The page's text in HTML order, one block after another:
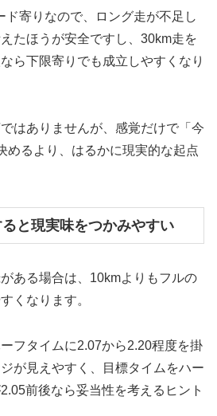
ド寄りなので、ロング走が不足し
たほうが安全ですし、30km走を
ら下限寄りでも成立しやすくなり
はありませんが、感覚だけで「今
めるより、はるかに現実的な起点
と現実味をつかみやすい
ある場合は、10kmよりもフルの
くなります。
フタイムに2.07から2.20程度を掛
が見えやすく、目標タイムをハー
前後なら妥当性を考えるヒント